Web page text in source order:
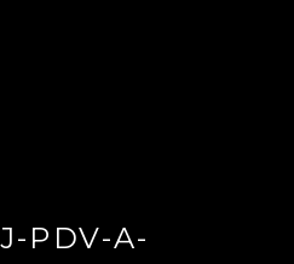
PDV-A-